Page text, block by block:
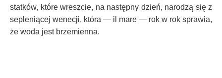
statków, które wreszcie, na następny dzień, narodzą się z
sepleniącej wenecji, która — il mare — rok w rok sprawia,
że woda jest brzemienna.